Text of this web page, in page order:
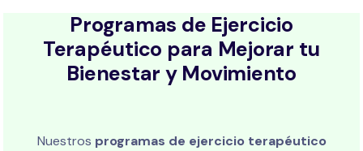
Programas de Ejercicio
Terapéutico para Mejorar tu
Bienestar y Movimiento
Nuestros programas de ejercicio terapéutico